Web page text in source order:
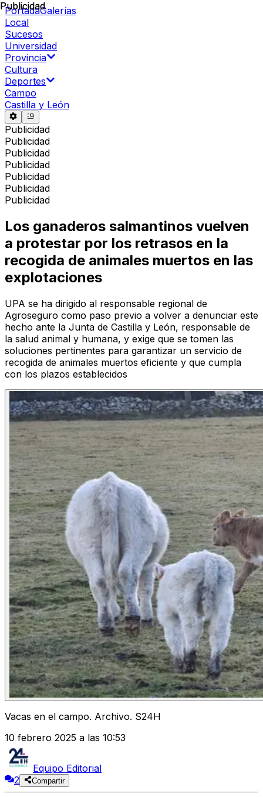
PortadaGalerías
Local
Sucesos
Universidad
Provincia
Cultura
Deportes
Campo
Castilla y León
Publicidad
Publicidad
Publicidad
Publicidad
Publicidad
Publicidad
Publicidad
Publicidad
Los ganaderos salmantinos vuelven
a protestar por los retrasos en la
recogida de animales muertos en las
explotaciones
UPA se ha dirigido al responsable regional de
Agroseguro como paso previo a volver a denunciar este
hecho ante la Junta de Castilla y León, responsable de
la salud animal y humana, y exige que se tomen las
soluciones pertinentes para garantizar un servicio de
recogida de animales muertos eficiente y que cumpla
con los plazos establecidos
Vacas en el campo. Archivo. S24H
10 febrero 2025 a las 10:53
Equipo Editorial
2
Compartir
Publicidad